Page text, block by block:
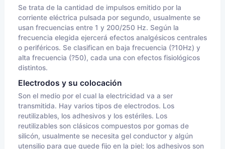
Se trata de la cantidad de impulsos emitido por la
corriente eléctrica pulsada por segundo, usualmente se
usan frecuencias entre 1 y 200/250 Hz. Según la
frecuencia elegida ejercerá efectos analgésicos centrales
o periféricos. Se clasifican en baja frecuencia (?10Hz) y
alta frecuencia (?50), cada una con efectos fisiológicos
distintos.
Electrodos y su colocación
Son el medio por el cual la electricidad va a ser
transmitida. Hay varios tipos de electrodos. Los
reutilizables, los adhesivos y los estériles. Los
reutilizables son clásicos compuestos por gomas de
silicón, usualmente se necesita gel conductor y algún
utensilio para que quede fijo en la piel; los adhesivos son